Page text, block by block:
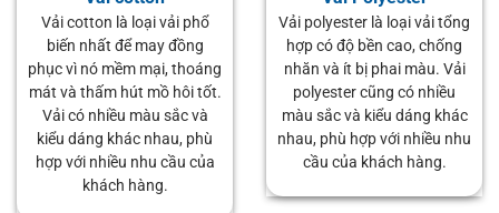
Vải cotton là loại vải phổ
biến nhất để may đồng
phục vì nó mềm mại, thoáng
mát và thấm hút mồ hôi tốt.
Vải có nhiều màu sắc và
kiểu dáng khác nhau, phù
hợp với nhiều nhu cầu của
khách hàng.
Vải polyester là loại vải tổng
hợp có độ bền cao, chống
nhăn và ít bị phai màu. Vải
polyester cũng có nhiều
màu sắc và kiểu dáng khác
nhau, phù hợp với nhiều nhu
cầu của khách hàng.